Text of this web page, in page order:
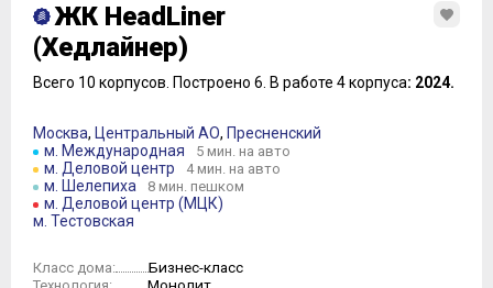
ЖК HeadLiner
(Хедлайнер)
Всего 10 корпусов. Построено 6. В работе 4 корпуса: 2024.
Москва, Центральный АО, Пресненский
м. Международная
5 мин. на авто
м. Деловой центр 4 мин. на авто
м. Шелепиха 8 мин. пешком
м. Деловой центр (МЦК)
м. Тестовская
Класс дома: Бизнес-класс